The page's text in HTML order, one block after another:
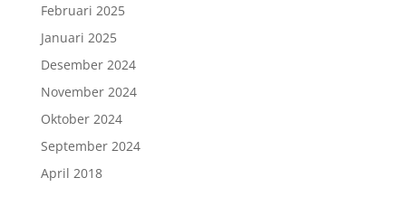
Februari 2025
Januari 2025
Desember 2024
November 2024
Oktober 2024
September 2024
April 2018